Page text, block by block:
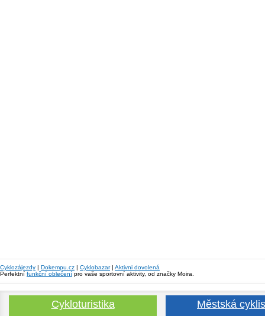
Cyklozájezdy | Dokempu.cz | Cyklobazar| Aktivni dovolená
Perfektní funkční oblečení pro vaše sportovní aktivity, od značky Moira.
Cykloturistika Městská